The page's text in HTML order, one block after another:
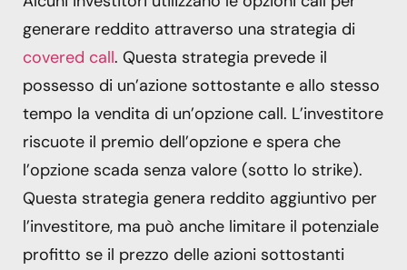
generare reddito attraverso una strategia di
covered call. Questa strategia prevede il
possesso di un’azione sottostante e allo stesso
tempo la vendita di un’opzione call. L’investitore
riscuote il premio dell’opzione e spera che
l’opzione scada senza valore (sotto lo strike).
Questa strategia genera reddito aggiuntivo per
l’investitore, ma può anche limitare il potenziale
profitto se il prezzo delle azioni sottostanti